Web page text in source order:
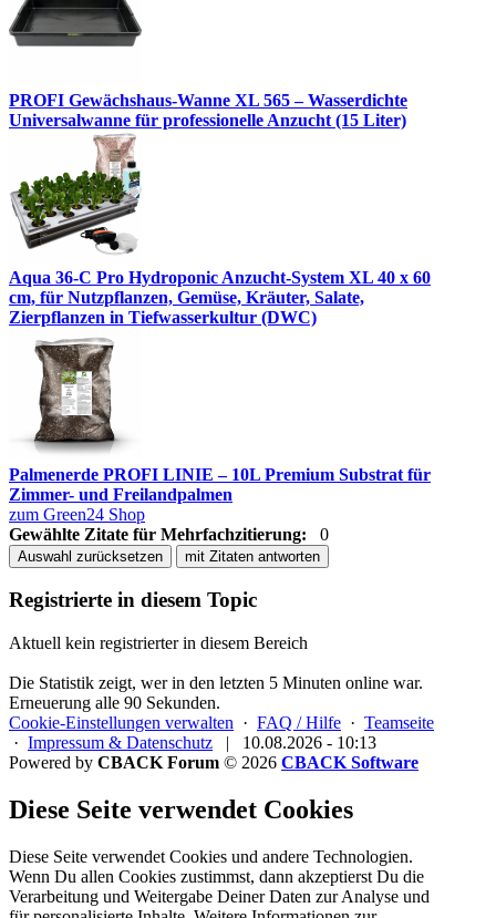
PROFI Gewächshaus-Wanne XL 565 – Wasserdichte
Universalwanne für professionelle Anzucht (15 Liter)
Aqua 36-C Pro Hydroponic Anzucht-System XL 40 x 60
cm, für Nutzpflanzen, Gemüse, Kräuter, Salate,
Zierpflanzen in Tiefwasserkultur (DWC)
Palmenerde PROFI LINIE – 10L Premium Substrat für
Zimmer- und Freilandpalmen
zum Green24 Shop
Gewählte Zitate für Mehrfachzitierung:
0
Auswahl zurücksetzen mit Zitaten antworten
Registrierte in diesem Topic
Aktuell kein registrierter in diesem Bereich
Die Statistik zeigt, wer in den letzten 5 Minuten online war.
Erneuerung alle 90 Sekunden.
Cookie-Einstellungen verwalten · FAQ / Hilfe · Teamseite
· Impressum & Datenschutz |
10.08.2026 - 10:13
Powered by CBACK Forum © 2026 CBACK Software
Diese Seite verwendet Cookies
Diese Seite verwendet Cookies und andere Technologien.
Wenn Du allen Cookies zustimmst, dann akzeptierst Du die
Verarbeitung und Weitergabe Deiner Daten zur Analyse und